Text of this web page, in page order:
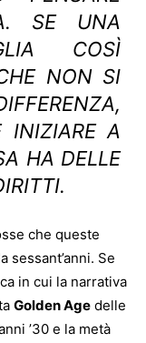
SE UNA
COSÌ
NON SI
INIZIARE A
HA DELLE
che queste
sessant’anni. Se
in cui la narrativa
Golden Age delle
’30 e la metà